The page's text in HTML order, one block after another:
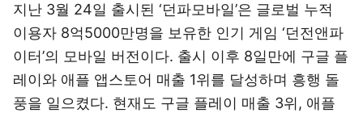
지난 3월 24일 출시된 ‘던파모바일’은 글로벌 누적
이용자 8억5000만명을 보유한 인기 게임 ‘던전앤파
이터’의 모바일 버전이다. 출시 이후 8일만에 구글 플
레이와 애플 앱스토어 매출 1위를 달성하며 흥행 돌
풍을 일으켰다. 현재도 구글 플레이 매출 3위, 애플